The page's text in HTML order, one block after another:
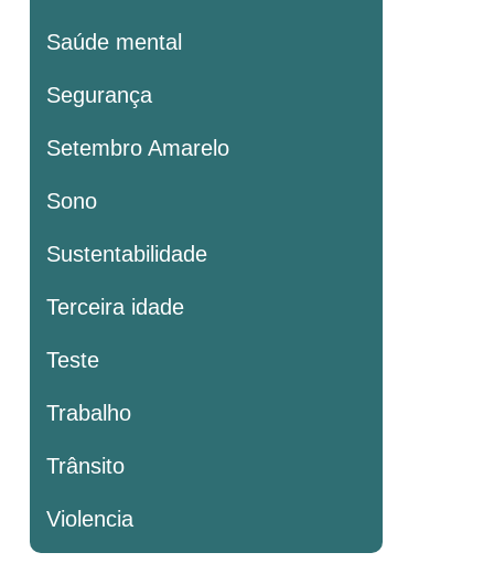
Saúde mental
Segurança
Setembro Amarelo
Sono
Sustentabilidade
Terceira idade
Teste
Trabalho
Trânsito
Violencia